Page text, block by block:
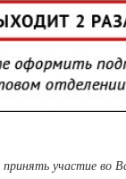
участие во